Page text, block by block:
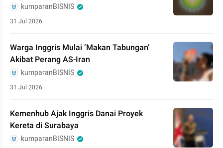
kumparanBISNIS
31 Jul 2026
Warga Inggris Mulai ‘Makan Tabungan’
Akibat Perang AS-Iran
kumparanBISNIS
31 Jul 2026
Kemenhub Ajak Inggris Danai Proyek
Kereta di Surabaya
kumparanBISNIS